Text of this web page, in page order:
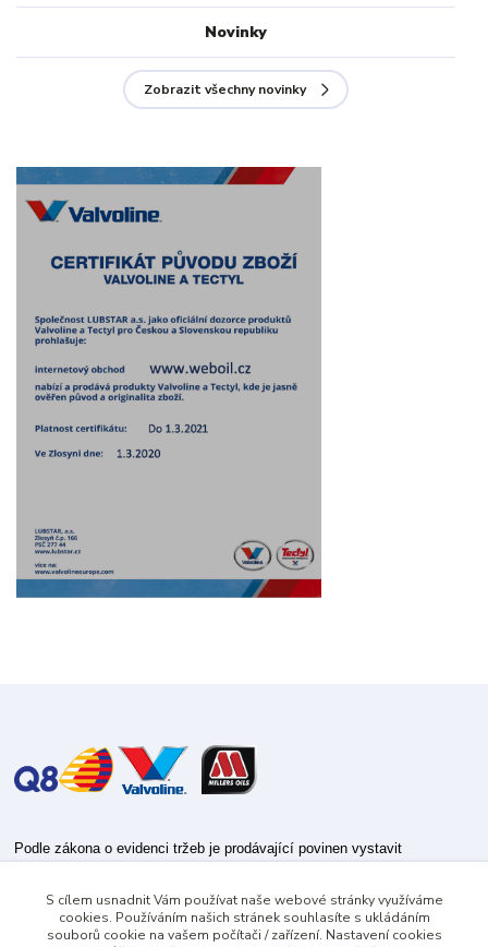
Novinky
Zobrazit všechny novinky
Podle zákona o evidenci tržeb je prodávající povinen vystavit
Zároveň je povinen zaevidovat přijatou tržbu u správce daně online; v
případě technického výpadku pak nejpozději do 48 hodin.
S cílem usnadnit Vám používat naše webové stránky využíváme
cookies. Používáním našich stránek souhlasíte s ukládáním
souborů cookie na vašem počítači / zařízení. Nastavení cookies